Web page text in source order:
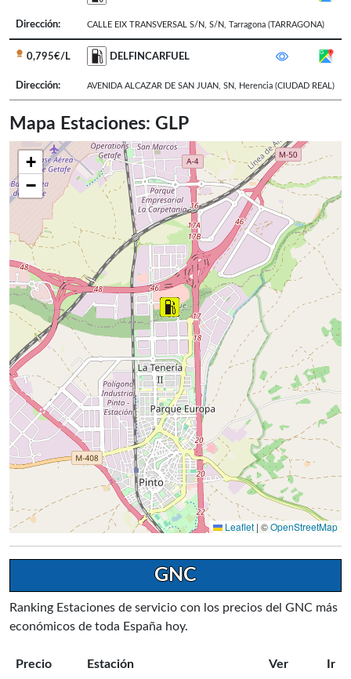
Dirección: CALLE EIX TRANSVERSAL S/N, S/N Tarragona (TARRAGONA)
0,795€/L DELFINCARFUEL
Dirección: AVENIDA ALCAZAR DE SAN JUAN, SN Herencia (CIUDAD REAL)
Mapa Estaciones: GLP
+
−
Leaflet | ©OpenStreetMap
GNC
Ranking Estaciones de servicio con los precios del GNC más
económicos de toda España hoy.
Precio Estación Ver Ir